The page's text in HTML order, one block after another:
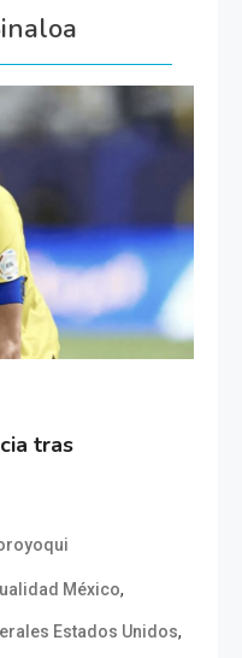
tras
México,
Estados Unidos,